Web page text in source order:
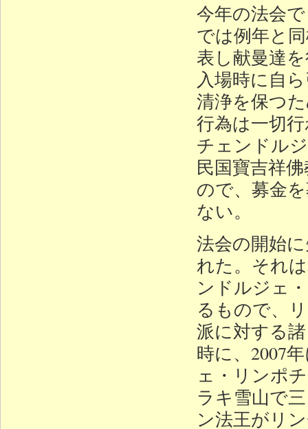
今年の法会
では例年と
表し献曼達
入場時に自
清浄を保つ
行為は一切
チェンドル
民国寶吉祥
ので、募金
ない。
法会の開始
れた。それ
ンドルジェ
るもので、
派に対する
時に、2007
ェ・リンポ
ラキ雪山で
ン法王がリ